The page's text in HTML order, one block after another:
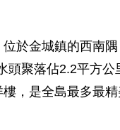
於金城鎮的西南
頭聚落佔2.2平方
，是全島最多最